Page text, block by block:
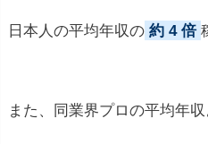
日本人の平均年収の 約 4 倍
また、同業界プロの平均年